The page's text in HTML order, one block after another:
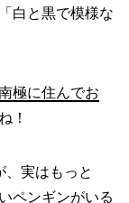
白と黒で模様な
極に住んでお
！
、実はもっと
ペンギンがいる